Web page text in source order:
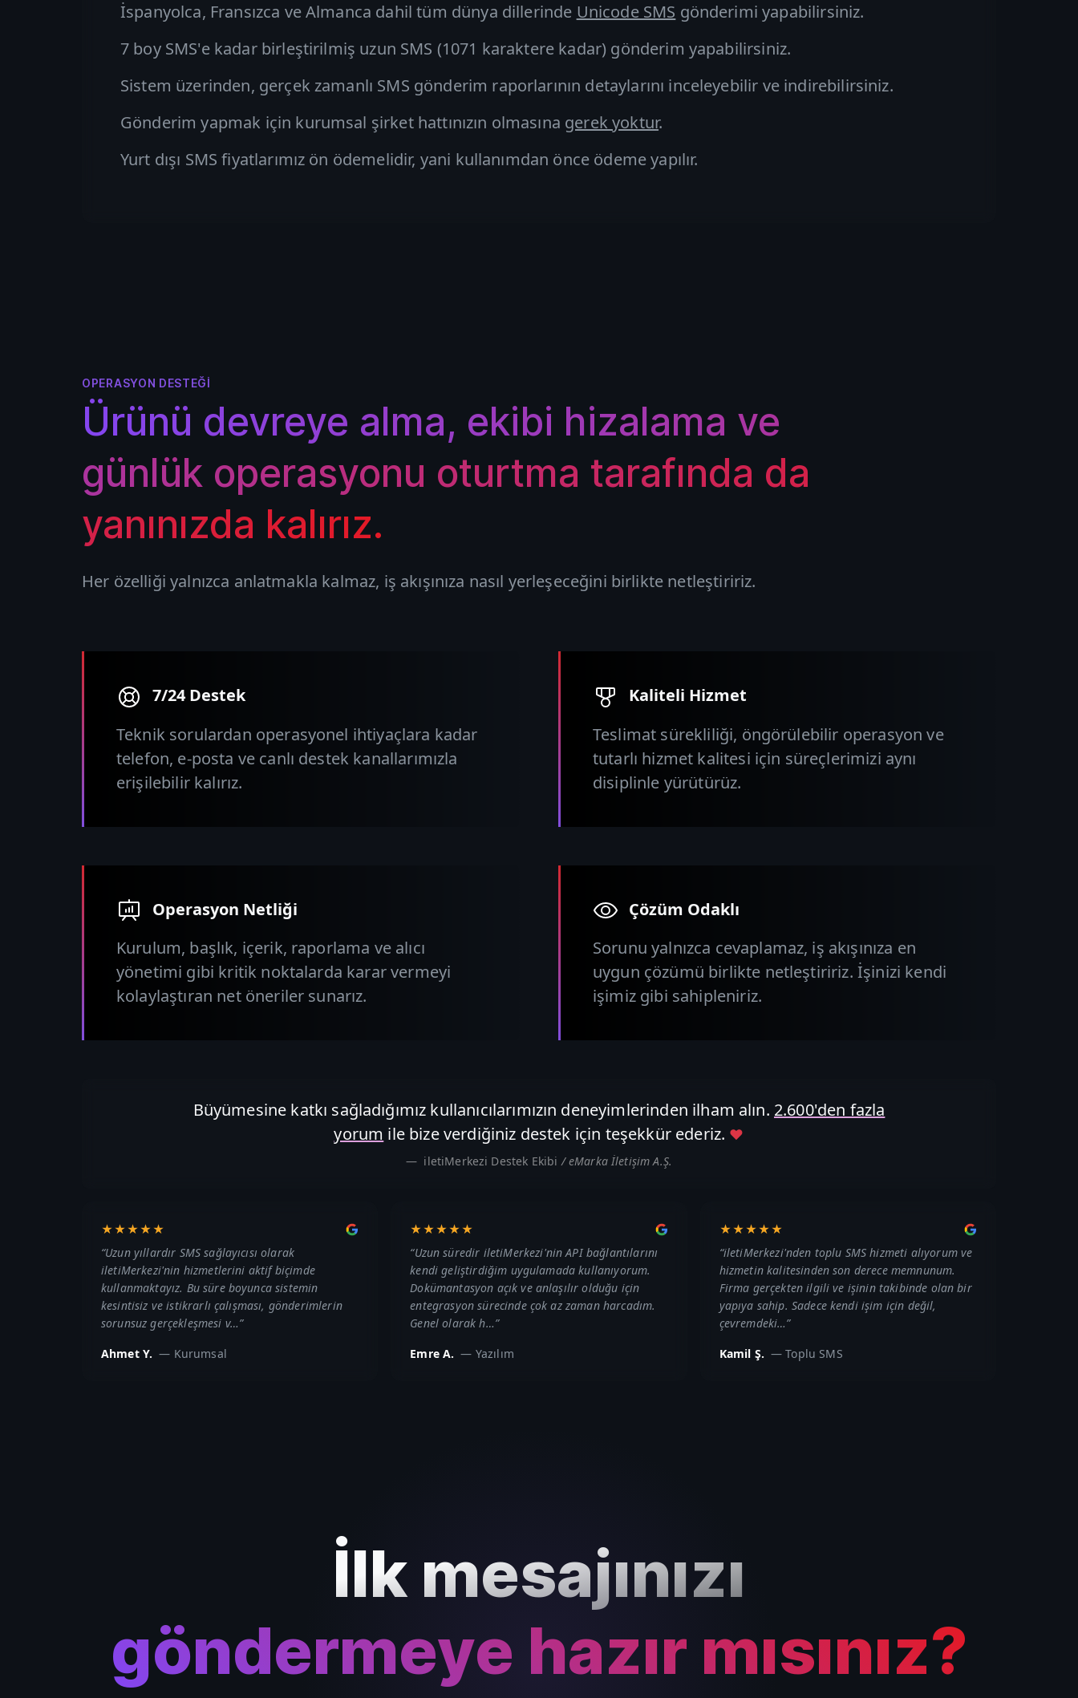
İspanyolca, Fransızca ve Almanca dahil tüm dünya dillerinde Unicode SMS gönderimi yapabilirsiniz.
7 boy SMS'e kadar birleştirilmiş uzun SMS (1071 karaktere kadar) gönderim yapabilirsiniz.
Sistem üzerinden, gerçek zamanlı SMS gönderim raporlarının detaylarını inceleyebilir ve indirebilirsiniz.
Gönderim yapmak için kurumsal şirket hattınızın olmasına gerek yoktur.
Yurt dışı SMS fiyatlarımız ön ödemelidir, yani kullanımdan önce ödeme yapılır.
OPERASYON DESTEĞI
Ürünü devreye alma, ekibi hizalama ve
günlük operasyonu oturtma tarafında da
yanınızda kalırız.
Her özelliği yalnızca anlatmakla kalmaz, iş akışınıza nasıl yerleşeceğini birlikte netleştiririz.
7/24 Destek
Teknik sorulardan operasyonel ihtiyaçlara kadar
telefon, e-posta ve canlı destek kanallarımızla
erişilebilir kalırız.
Kaliteli Hizmet
Teslimat sürekliliği, öngörülebilir operasyon ve
tutarlı hizmet kalitesi için süreçlerimizi aynı
disiplinle yürütürüz.
Operasyon Netliği
Kurulum, başlık, içerik, raporlama ve alıcı
yönetimi gibi kritik noktalarda karar vermeyi
kolaylaştıran net öneriler sunarız.
Çözüm Odaklı
Sorunu yalnızca cevaplamaz, iş akışınıza en
uygun çözümü birlikte netleştiririz. İşinizi kendi
işimiz gibi sahipleniriz.
Büyümesine katkı sağladığımız kullanıcılarımızın deneyimlerinden ilham alın. 2.600'den fazla
yorum ile bize verdiğiniz destek için teşekkür ederiz. ♥
iletiMerkezi Destek Ekibi/ eMarka İletişim A.Ş.
★★★★★
“Uzun yıllardır SMS sağlayıcısı olarak
iletiMerkezi'nin hizmetlerini aktif biçimde
kullanmaktayız. Bu süre boyunca sistemin
kesintisiz ve istikrarlı çalışması, gönderimlerin
sorunsuz gerçekleşmesi v…”
Ahmet Y. — Kurumsal
★★★★★
“Uzun süredir iletiMerkezi'nin API bağlantılarını
kendi geliştirdiğim uygulamada kullanıyorum.
Dokümantasyon açık ve anlaşılır olduğu için
entegrasyon sürecinde çok az zaman harcadım.
Genel olarak h…”
Emre A. — Yazılım
★★★★★
“iletiMerkezi'nden toplu SMS hizmeti alıyorum ve
hizmetin kalitesinden son derece memnunum.
Firma gerçekten ilgili ve işinin takibinde olan bir
yapıya sahip. Sadece kendi işim için değil,
çevremdeki…”
Kamil Ş. —Toplu SMS
İlk mesajınızı
göndermeye hazır mısınız?